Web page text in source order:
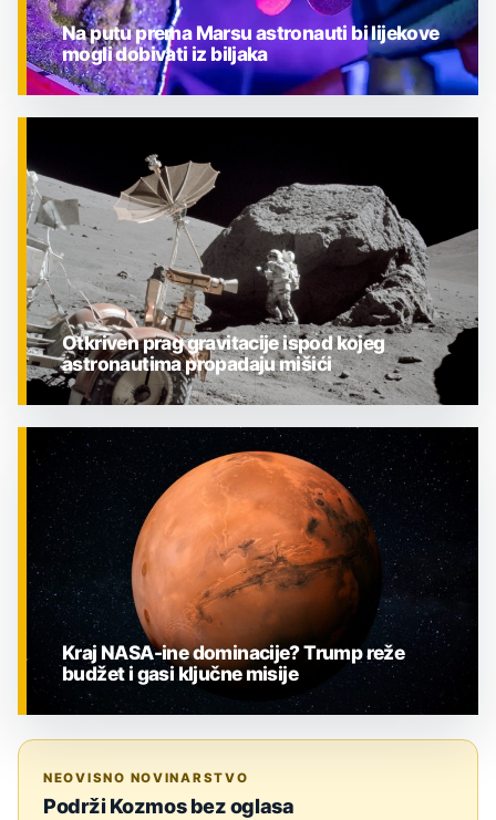
Na putu prema Marsu astronauti bi lijekove
mogli dobivati iz biljaka
ZNANOST
Otkriven prag gravitacije ispod kojeg
astronautima propadaju mišići
Kraj NASA-ine dominacije? Trump reže
budžet i gasi ključne misije
NEOVISNO NOVINARSTVO
Podrži Kozmos bez oglasa